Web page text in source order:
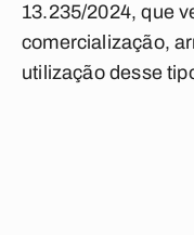
13.235/2024, que
comercialização,
utilização desse